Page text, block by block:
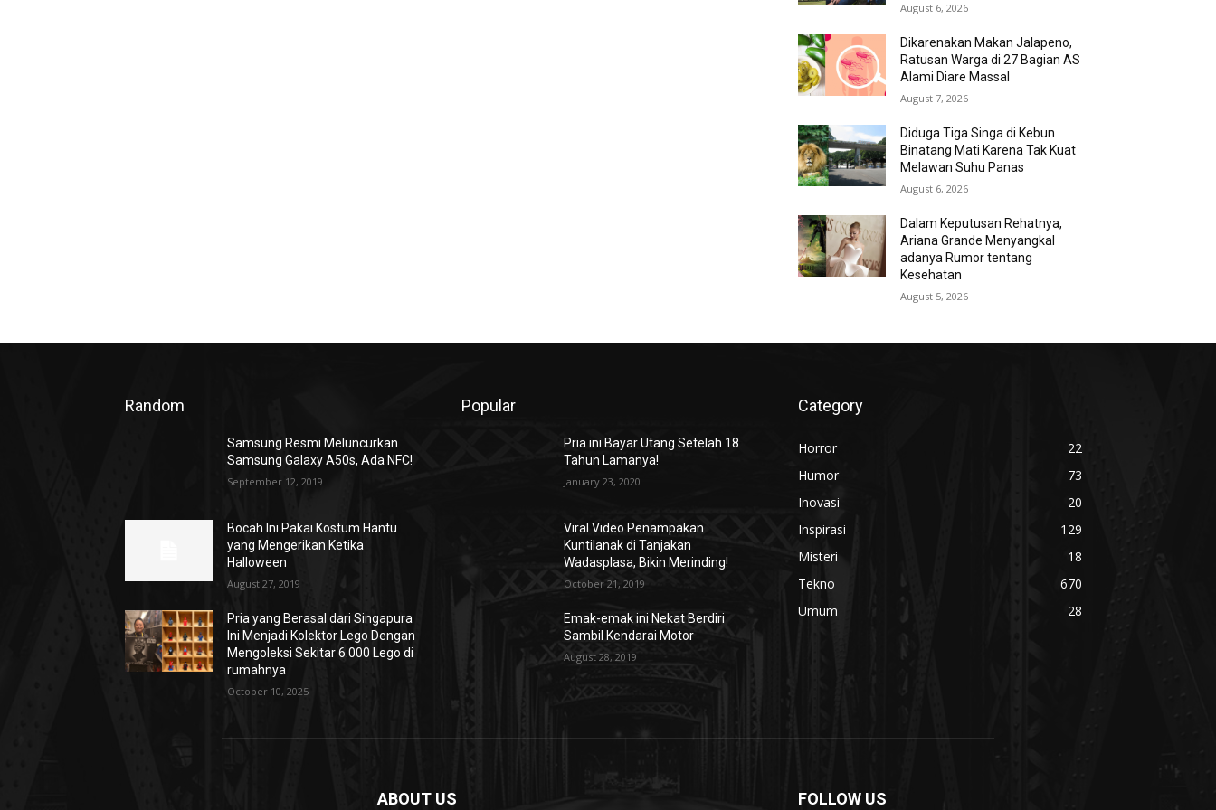
August 6, 2026
Dikarenakan Makan Jalapeno,
Ratusan Warga di 27 Bagian AS
Alami Diare Massal
August 7, 2026
Diduga Tiga Singa di Kebun
Binatang Mati Karena Tak Kuat
Melawan Suhu Panas
August 6, 2026
Dalam Keputusan Rehatnya,
Ariana Grande Menyangkal
adanya Rumor tentang
Kesehatan
August 5, 2026
Random
Samsung Resmi Meluncurkan
Samsung Galaxy A50s, Ada NFC!
September 12, 2019
Bocah Ini Pakai Kostum Hantu
yang Mengerikan Ketika
Halloween
August 27, 2019
Pria yang Berasal dari Singapura
Ini Menjadi Kolektor Lego Dengan
Mengoleksi Sekitar 6.000 Lego di
rumahnya
October 10, 2025
Popular
Pria ini Bayar Utang Setelah 18
Tahun Lamanya!
January 23, 2020
Viral Video Penampakan
Kuntilanak di Tanjakan
Wadasplasa, Bikin Merinding!
October 21, 2019
Emak-emak ini Nekat Berdiri
Sambil Kendarai Motor
August 28, 2019
Category
Horror
22
Humor
73
Inovasi
20
Inspirasi
129
Misteri
18
Tekno
670
Umum
28
ABOUT US FOLLOW US